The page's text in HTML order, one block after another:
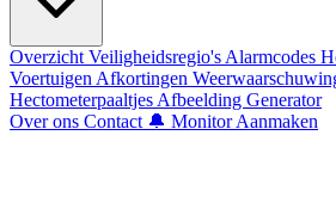
Overzicht Veiligheidsregio's Alarmcodes
Voertuigen Afkortingen
Hectometerpaaltjes Afbeelding Generator
Over ons Contact 🔔 Monitor Aanmaken